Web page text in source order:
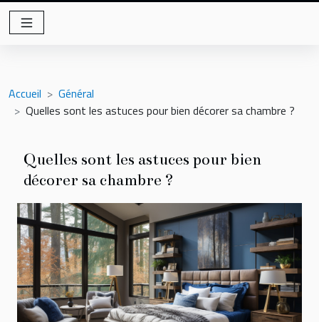
Accueil
Général
Quelles sont les astuces pour bien décorer sa chambre ?
Quelles sont les astuces pour bien
décorer sa chambre ?